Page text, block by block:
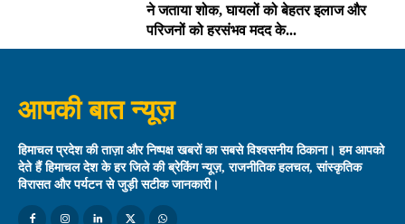
ने जताया शोक, घायलों को बेहतर इलाज और
परिजनों को हरसंभव मदद के...
आपकी बात न्यूज़
हिमाचल प्रदेश की ताज़ा और निष्पक्ष खबरों का सबसे विश्वसनीय ठिकाना। हम आपको
देते हैं हिमाचल देश के हर जिले की ब्रेकिंग न्यूज़, राजनीतिक हलचल, सांस्कृतिक
विरासत और पर्यटन से जुड़ी सटीक जानकारी।